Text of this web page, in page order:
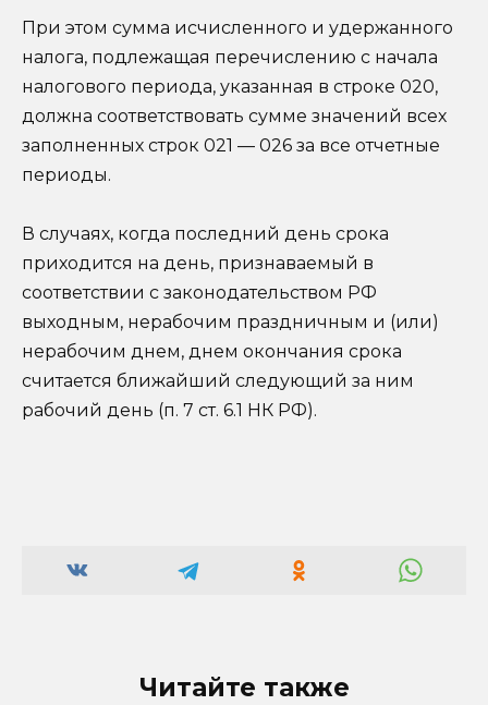
При этом сумма исчисленного и удержанного
налога, подлежащая перечислению с начала
налогового периода, указанная в строке 020,
должна соответствовать сумме значений всех
заполненных строк 021 — 026 за все отчетные
периоды.
В случаях, когда последний день срока
приходится на день, признаваемый в
соответствии с законодательством РФ
выходным, нерабочим праздничным и (или)
нерабочим днем, днем окончания срока
считается ближайший следующий за ним
рабочий день (п. 7 ст. 6.1 НК РФ).
Читайте также